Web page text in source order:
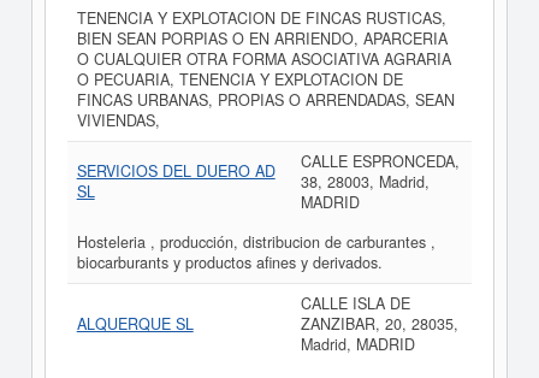
TENENCIA Y EXPLOTACION DE FINCAS RUSTICAS,
BIEN SEAN PORPIAS O EN ARRIENDO, APARCERIA
O CUALQUIER OTRA FORMA ASOCIATIVA AGRARIA
O PECUARIA, TENENCIA Y EXPLOTACION DE
FINCAS URBANAS, PROPIAS O ARRENDADAS, SEAN
VIVIENDAS,
SERVICIOS DEL DUERO AD
SL
CALLE ESPRONCEDA,
38, 28003, Madrid,
MADRID
Hosteleria , producción, distribucion de carburantes ,
biocarburants y productos afines y derivados.
ALQUERQUE SL
CALLE ISLA DE
ZANZIBAR, 20, 28035,
Madrid, MADRID